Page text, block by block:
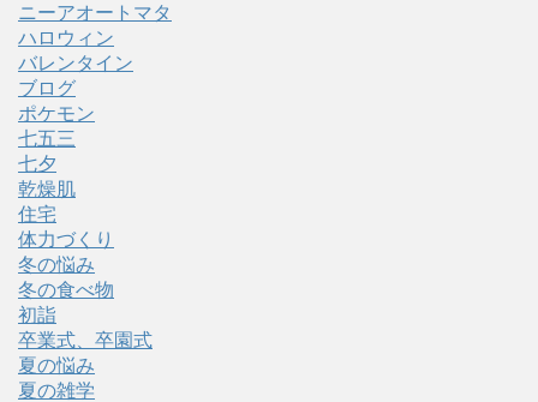
ニーアオートマタ
ハロウィン
バレンタイン
ブログ
ポケモン
七五三
七夕
乾燥肌
住宅
体力づくり
冬の悩み
冬の食べ物
初詣
卒業式、卒園式
夏の悩み
夏の雑学